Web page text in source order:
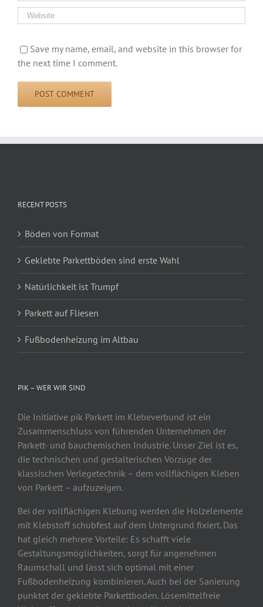
Save my name, email, and website in this browser for
the next time I comment.
RECENT POSTS
Böden von Format
Geklebte Parkettböden sind erste Wahl
Natürlichkeit ist Trumpf
Parkett auf Fliesen
Fußbodenheizung im Altbau
PIK – WER WIR SIND
Die Initiative pik Parkett im Klebeverbund ist ein
Zusammenschluss von führenden Unternehmen der
Parkett- und bauchemischen Industrie. Unser Ziel ist es,
die technischen und gestalterischen Vorzüge der
klassischen Verlegetechnik – dem vollflächigen Kleben
von Parkett – aufzuzeigen.
Bei der vollflächigen Klebung werden die Holzelemente
mit Klebstoff schubfest auf dem Untergrund fixiert. Das
hat gleich mehrere Vorteile: Es schafft viele
Gestaltungsmöglichkeiten, sorgt für angenehmen
Raumschall und lässt sich optimal mit einer
Fußbodenheizung kombinieren. Auch bei der Sanierung
punktet der geklebte Parkettboden. Lösemittelfreie